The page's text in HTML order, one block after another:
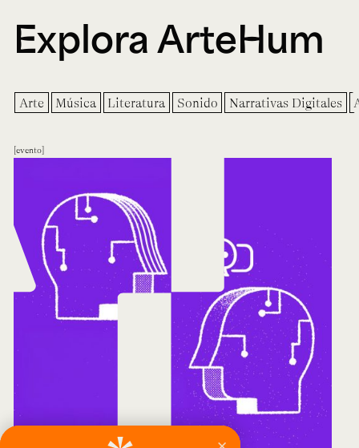
Explora ArteHum
Arte Música Literatura Sonido Narrativas Digitales
evento